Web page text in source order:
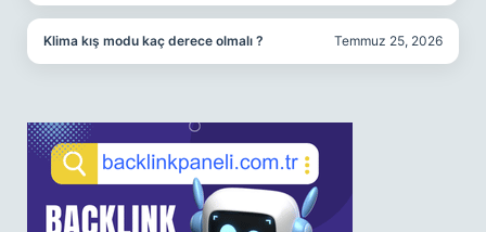
Klima kış modu kaç derece olmalı ? Temmuz 25, 2026